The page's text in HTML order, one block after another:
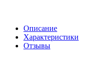
Описание
Характеристики
Отзывы